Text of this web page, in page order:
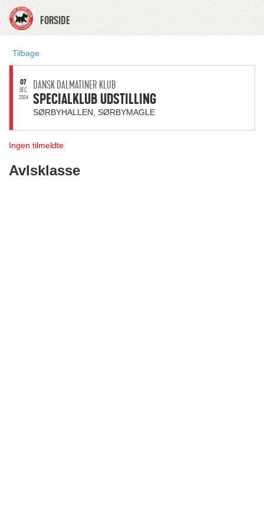
FORSIDE
Tilbage
07
DEC.
2024
DANSK DALMATINER KLUB
SPECIALKLUB UDSTILLING
SØRBYHALLEN, SØRBYMAGLE
Ingen tilmeldte
Avlsklasse